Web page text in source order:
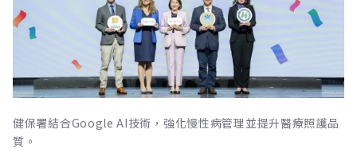
健保署結合Google AI技術，強化慢性病管理並提升醫療照護品
質。